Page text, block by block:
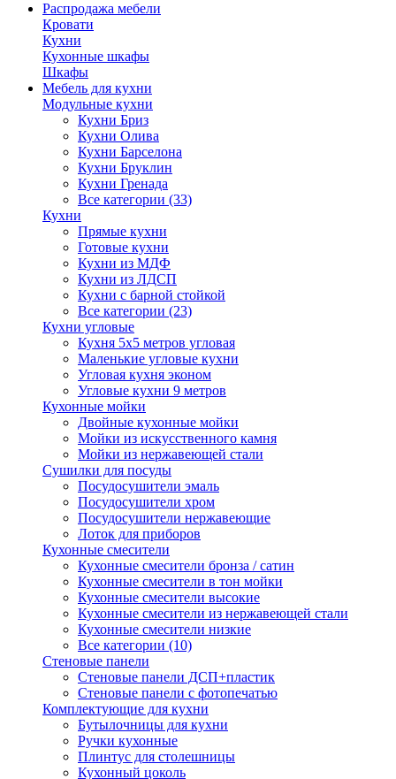
Распродажа мебели
Кровати
Кухни
Кухонные шкафы
Шкафы
Мебель для кухни
Модульные кухни
Кухни Бриз
Кухни Олива
Кухни Барселона
Кухни Бруклин
Кухни Гренада
Все категории (33)
Кухни
Прямые кухни
Готовые кухни
Кухни из МДФ
Кухни из ЛДСП
Кухни с барной стойкой
Все категории (23)
Кухни угловые
Кухня 5х5 метров угловая
Маленькие угловые кухни
Угловая кухня эконом
Угловые кухни 9 метров
Кухонные мойки
Двойные кухонные мойки
Мойки из искусственного камня
Мойки из нержавеющей стали
Сушилки для посуды
Посудосушители эмаль
Посудосушители хром
Посудосушители нержавеющие
Лоток для приборов
Кухонные смесители
Кухонные смесители бронза / сатин
Кухонные смесители в тон мойки
Кухонные смесители высокие
Кухонные смесители из нержавеющей стали
Кухонные смесители низкие
Все категории (10)
Стеновые панели
Стеновые панели ДСП+пластик
Стеновые панели с фотопечатью
Комплектующие для кухни
Бутылочницы для кухни
Ручки кухонные
Плинтус для столешницы
Кухонный цоколь